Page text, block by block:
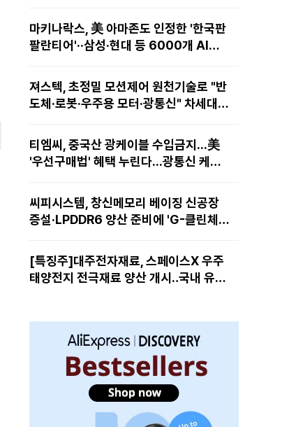
마키나락스, 美 아마존도 인정한 '한국판
팔란티어'··삼성·현대 등 6000개 AI모
져스텍, 초정밀 모션제어 원천기술로 "반
도체·로봇·우주용 모터·광통신" 차세대
티엠씨, 중국산 광케이블 수입금지...美
'우선구매법' 혜택 누린다...광통신 케이
씨피시스템, 창신메모리 베이징 신공장
증설·LPDDR6 양산 준비에 'G-클린체
[특징주]대주전자재료, 스페이스X 우주
태양전지 전극재료 양산 개시‥국내 유일